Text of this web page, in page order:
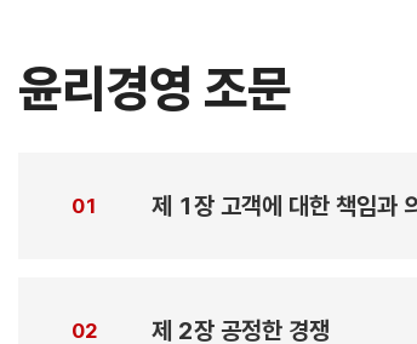
윤리경영 조문
01 제 1장 고객에 대한 책임과
02 제 2장 공정한 경쟁